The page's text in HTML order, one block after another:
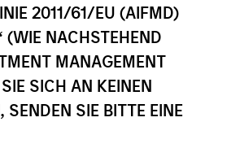
2011/61/EU (AIFMD)
(WIE NACHSTEHEND
MANAGEMENT
SICH AN KEINEN
SIE BITTE EINE